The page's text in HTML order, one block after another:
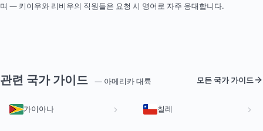
며 — 키이우와 리비우의 직원들은 요청 시 영어로 자주 응대합니다.
관련 국가 가이드 — 아메리카 대륙 모든 국가 가이드
가이아나 칠레